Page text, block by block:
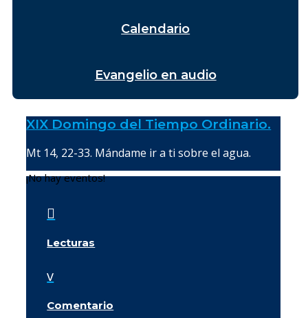
Calendario
Evangelio en audio
XIX Domingo del Tiempo Ordinario.
Mt 14, 22-33. Mándame ir a ti sobre el agua.
¡No hay eventos!

Lecturas
v
Comentario